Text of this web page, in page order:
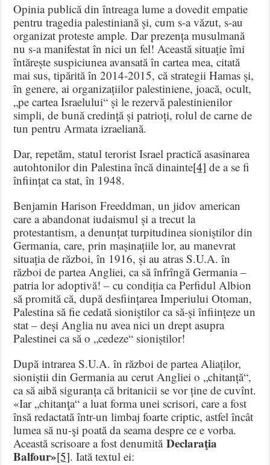
Opinia publică din întreaga lume a dovedit empatie
pentru tragedia palestiniană și, cum s-a văzut, s-au
organizat proteste ample. Dar prezența musulmană
nu s-a manifestat în nici un fel! Această situație îmi
întărește suspiciunea avansată în cartea mea, citată
mai sus, tipărită în 2014-2015, că strategii Hamas și,
în genere, ai organizațiilor palestiniene, joacă, ocult,
„pe cartea Israelului“ și le rezervă palestinienilor
simpli, de bună credință și patrioți, rolul de carne de
tun pentru Armata izraeliană.
Dar, repetăm, statul terorist Israel practică asasinarea
autohtonilor din Palestina încă dinainte[4] de a se fi
înființat ca stat, în 1948.
Benjamin Harison Freeddman, un jidov american
care a abandonat iudaismul și a trecut la
protestantism, a denunțat turpitudinea sioniștilor din
Germania, care, prin mașinațiile lor, au manevrat
situația de război, în 1916, și au atras S.U.A. în
război de partea Angliei, ca să înfrîngă Germania –
patria lor adoptivă! – cu condiția ca Perfidul Albion
să promită că, după desființarea Imperiului Otoman,
Palestina să fie cedată sioniștilor ca să-și înființeze un
stat – deși Anglia nu avea nici un drept asupra
Palestinei ca să o „cedeze“ sioniștilor!
După intrarea S.U.A. în război de partea Aliaților,
sioniștii din Germania au cerut Angliei o „chitanță“,
ca să aibă siguranța că britanicii se vor ține de cuvînt.
«Iar „chitanţa“ a luat forma unei scrisori, care a fost
însă redactată într-un limbaj foarte criptic, astfel încât
lumea să nu-şi poată da seama despre ce e vorba.
Această scrisoare a fost denumităDeclaraţia
Balfour»[5]. Iată textul ei: